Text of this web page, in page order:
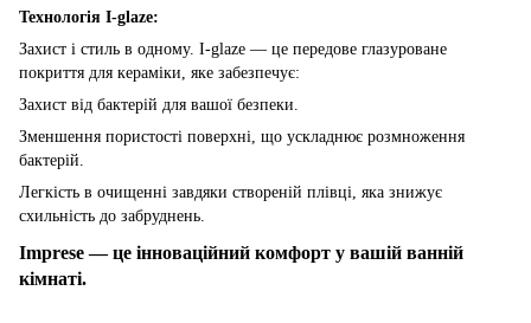
Технологія I-glaze:
Захист і стиль в одному. I-glaze — це передове глазуроване
покриття для кераміки, яке забезпечує:
Захист від бактерій для вашої безпеки.
Зменшення пористості поверхні, що ускладнює розмноження
бактерій.
Легкість в очищенні завдяки створеній плівці, яка знижує
схильність до забруднень.
Imprese — це інноваційний комфорт у вашій ванній
кімнаті.